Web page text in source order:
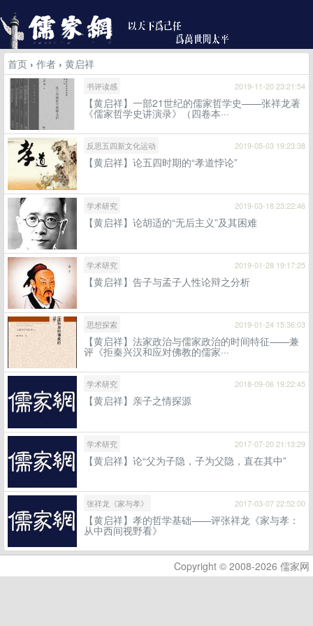
首页 › 作者 › 黄启祥
书评读感 2019-11-20 23:21:54
【黄启祥】一部21世纪的儒家哲学史——张祥龙著
《儒家哲学史讲演录》（四卷本···
反思五四新文化运动 2019-05-03 19:23:38
【黄启祥】论五四时期的“孝道悖论”
学术研究 2019-03-18 23:22:46
【黄启祥】论胡适的“无后主义”及其困难
学术研究 2019-01-28 19:17:25
【黄启祥】告子与孟子人性论辩之分析
思想探索 2019-01-24 15:36:03
【黄启祥】法家政治与儒家政治的时间特征——兼
评《拒秦兴汉和应对佛教的儒家···
学术研究 2018-09-06 19:22:45
【黄启祥】亲子之情探源
学术研究 2017-07-20 21:13:29
【黄启祥】论“父为子隐，子为父隐，直在其中”
张祥龙《家与孝》 2017-03-07 22:52:00
【黄启祥】孝的哲学基础——评张祥龙《家与孝：
从中西间视野看》
Copyright © 2008-2026 儒家网